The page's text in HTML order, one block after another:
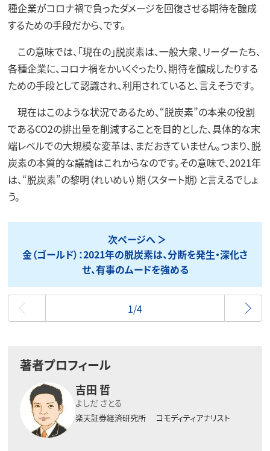
種企業がコロナ禍で負ったダメージを回復させる期待を醸成
するための手段だから、です。
この意味では、「現在の」脱炭素は、一般大衆、リーダーたち、
各種企業に、コロナ禍をかいくぐったり、期待を醸成したりする
ための手段として認識され、利用されていると、言えそうです。
現在はこのような状況であるため、“脱炭素”の本来の役割
であるCO2の排出量を削減することを目的とした、具体的な末
端レベルでの大規模な変革は、まだおきていません。つまり、脱
炭素の本質的な議論はこれからなのです。その意味で、2021年
は、“脱炭素”の黎明（れいめい）期（スタート期）と言えるでしょ
う。
次ページへ
金（ゴールド）：2021年の脱炭素は、分断を発生・深化さ
せ、有事のムードを強める
最初
1/4
著者プロフィール
吉田 哲
よしだ さとる
楽天証券経済研究所 コモディティアナリスト